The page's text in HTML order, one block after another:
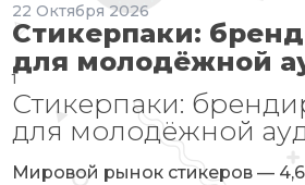
22 Октября2026
Стикерпаки:
для молодёжной
1
Стикерпаки:
для молодёжной
Мировой рынок стикеров —